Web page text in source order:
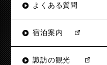
よくある質問
宿泊案内
諏訪の観光